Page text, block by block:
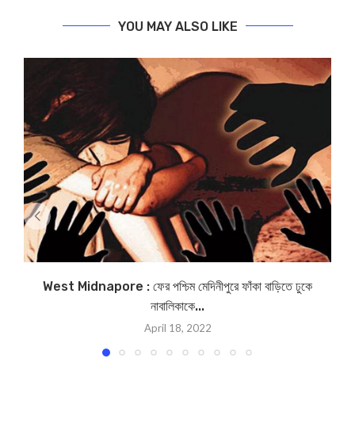
YOU MAY ALSO LIKE
West Midnapore : ফের পশ্চিম মেদিনীপুরে ফাঁকা বাড়িতে ঢুকে
নাবালিকাকে...
April 18, 2022